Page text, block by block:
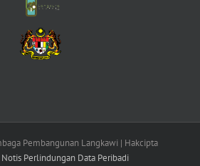
Pembangunan Langkawi | Hakcipta
Notis Perlindungan Data Peribadi